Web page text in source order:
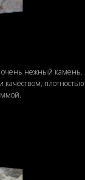
очень нежный камень.
плотностью